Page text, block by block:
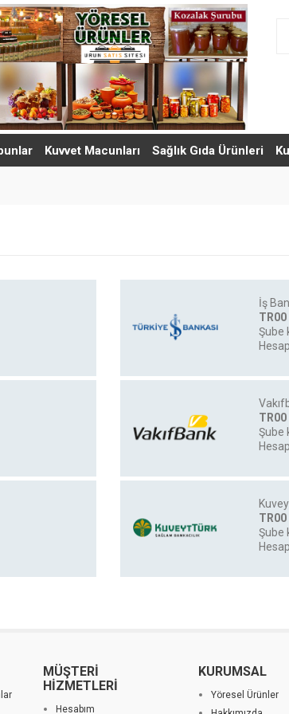
Kuvvet Macunları Sağlık Gıda Ürünleri
İş
Şube
Şube
Şube
MÜŞTERİ
HİZMETLERİ
Hesabım
KURUMSAL
Yöresel Ürünler